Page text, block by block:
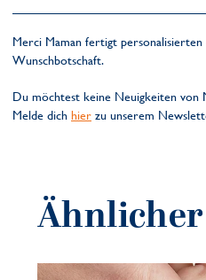
Merci Maman fertigt
Wunschbotschaft.
Du möchtest keine Neuigkeiten von
Melde dich hier zu unserem